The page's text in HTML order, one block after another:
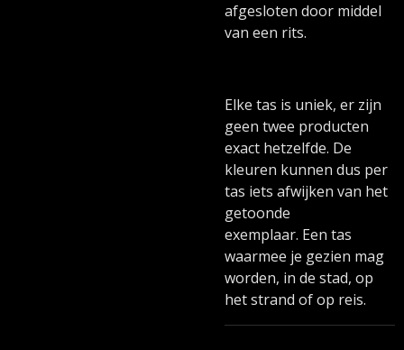
afgesloten door middel
van een rits.
Elke tas is uniek, er zijn
geen twee producten
exact hetzelfde. De
kleuren kunnen dus per
tas iets afwijken van het
getoonde
exemplaar. Een tas
waarmee je gezien mag
worden, in de stad, op
het strand of op reis.